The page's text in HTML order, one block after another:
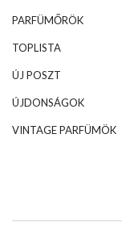
PARFÜMŐRÖK
TOPLISTA
ÚJ POSZT
ÚJDONSÁGOK
VINTAGE PARFÜMÖK